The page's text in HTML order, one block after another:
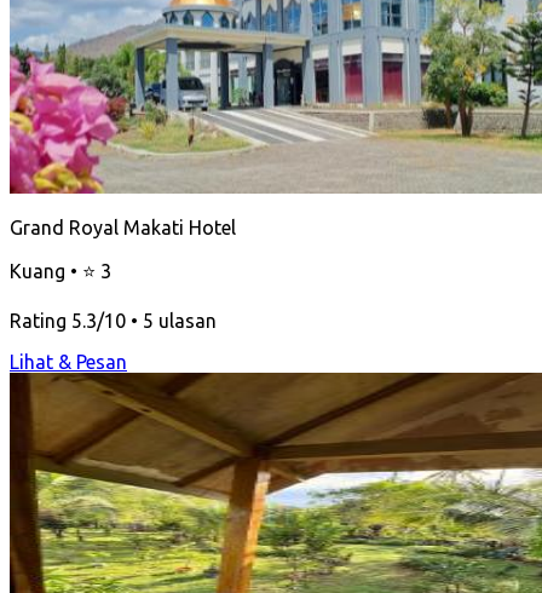
Grand Royal Makati Hotel
Kuang • ⭐ 3
Rating 5.3/10 • 5 ulasan
Lihat & Pesan